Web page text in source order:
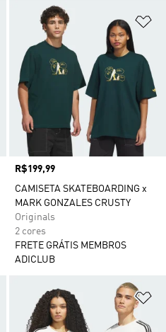
Adicionar à Lista de Desejos
Preço
R$199,99
CAMISETA SKATEBOARDING x
MARK GONZALES CRUSTY
Originals
2 cores
FRETE GRÁTIS MEMBROS
ADICLUB
Adicionar à Lista de Desejos